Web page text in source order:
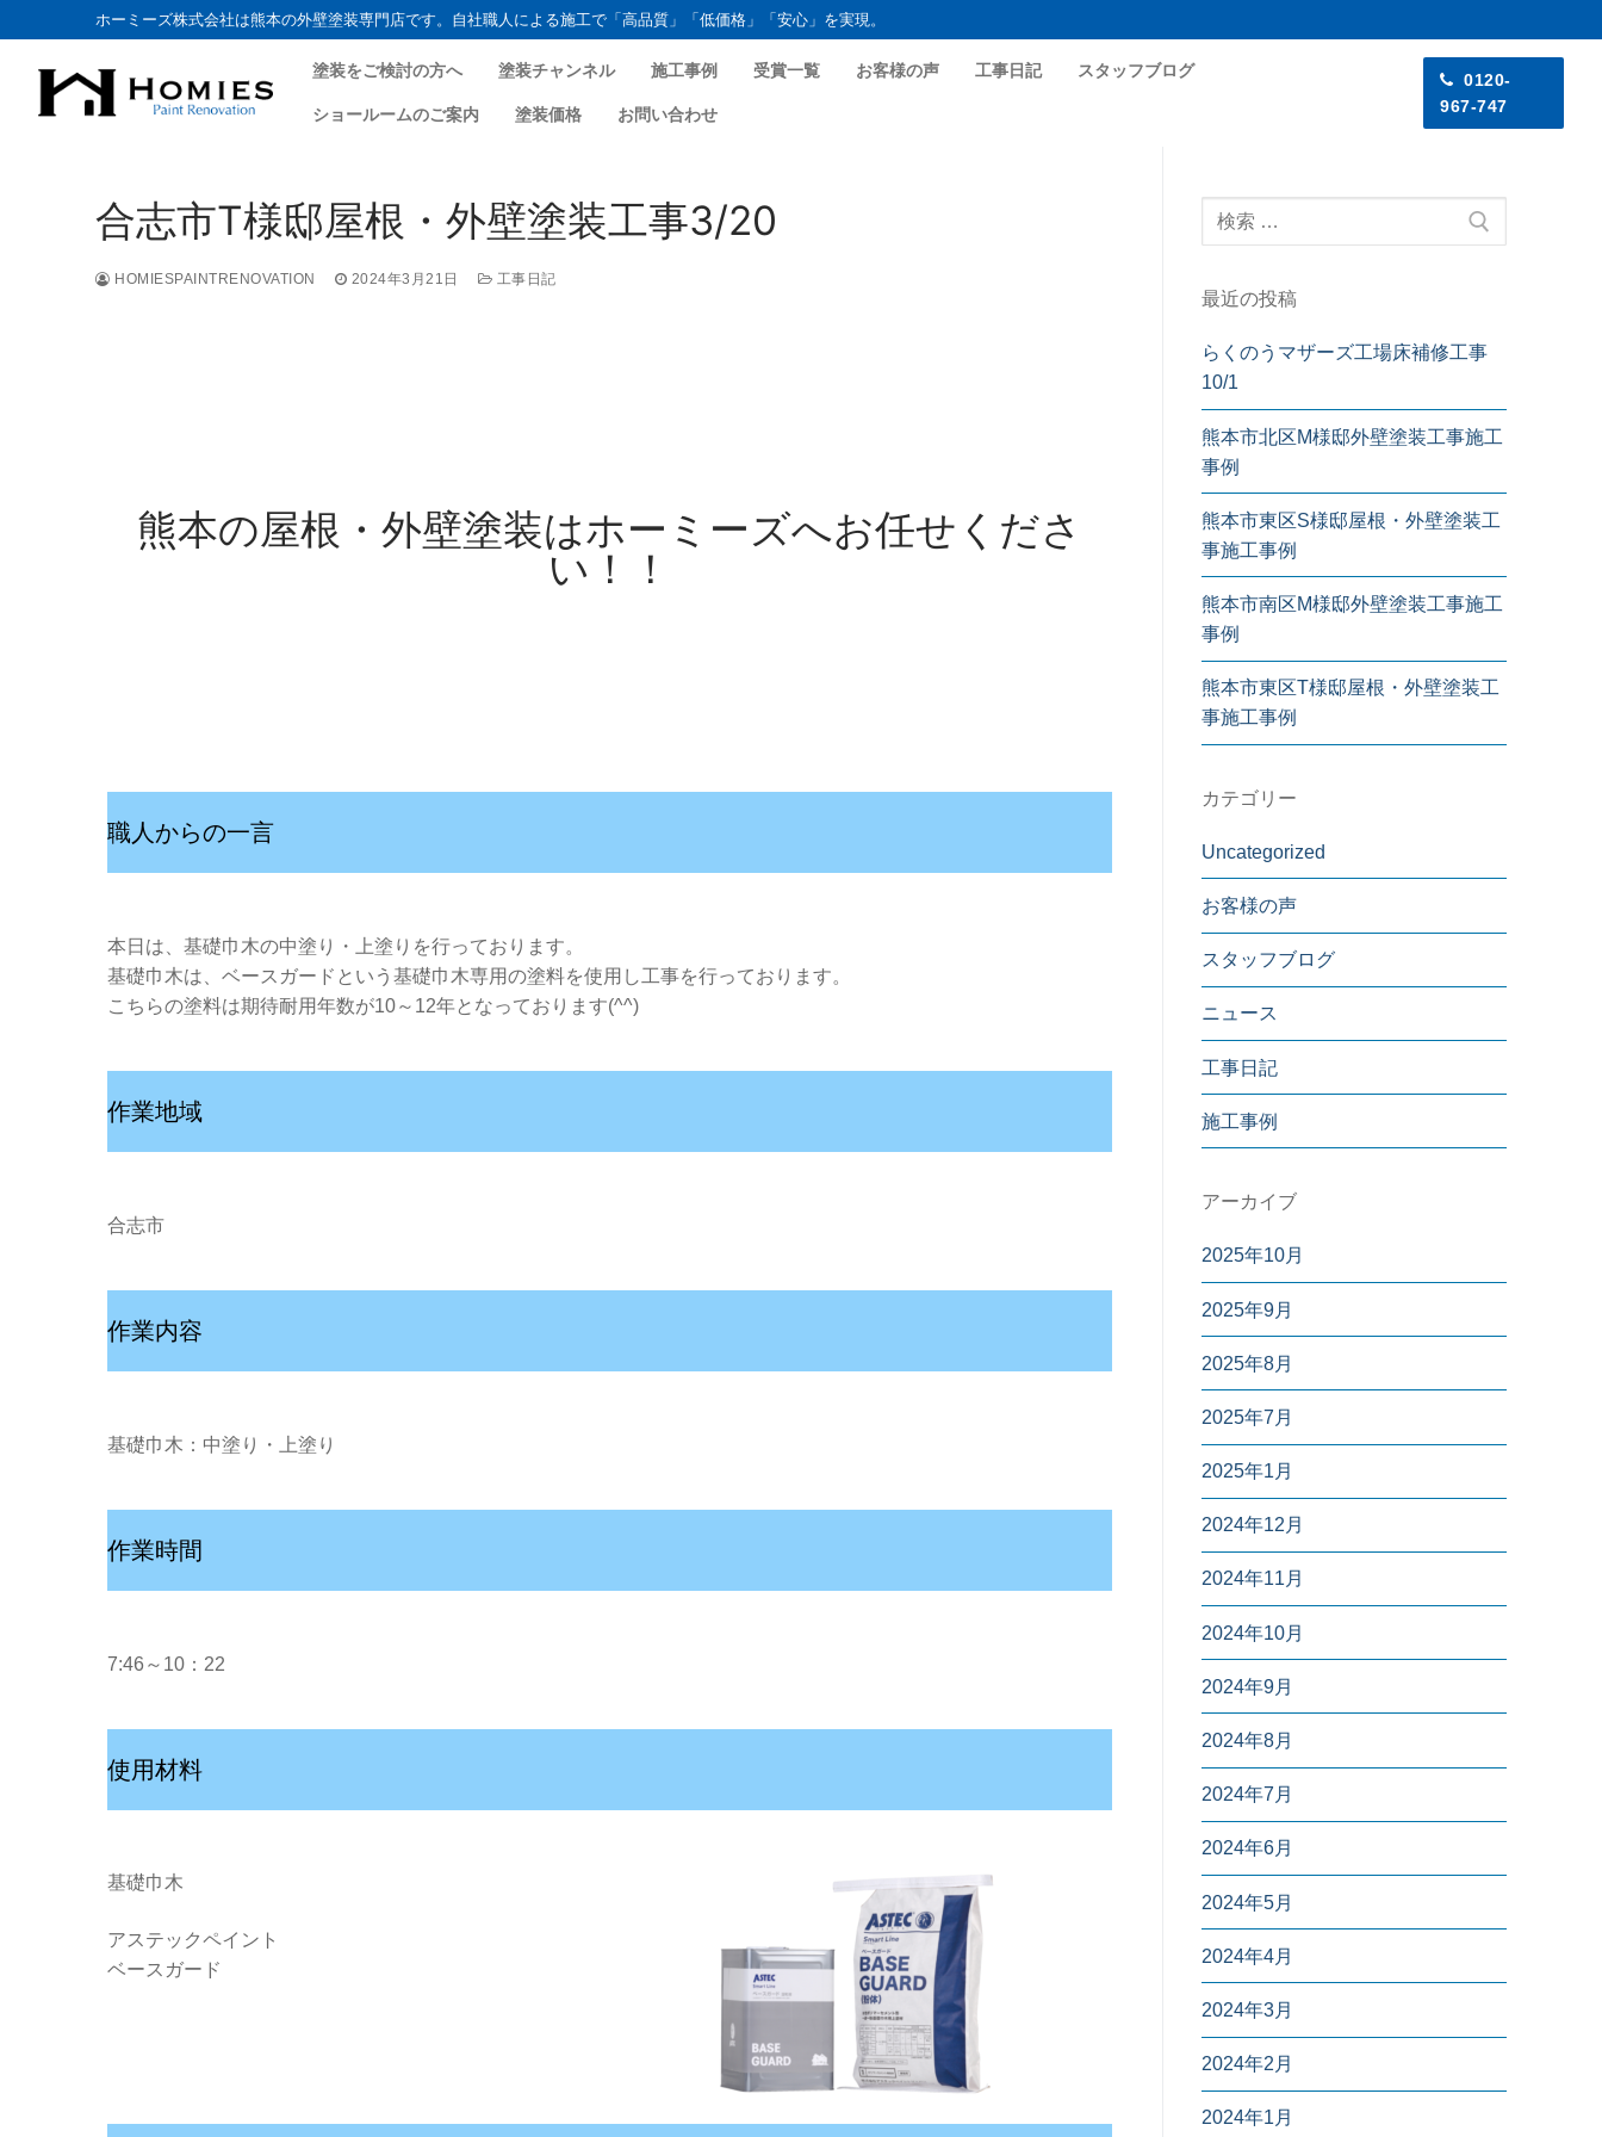
ホーミーズ株式会社は熊本の外壁塗装専門店です。自社職人による施工で「高品質」「低価格」「安心」を実現。
塗装をご検討の方へ 塗装チャンネル 施工事例 受賞一覧 お客様の声 工事日記 スタッフブログ
ショールームのご案内 塗装価格 お問い合わせ
0120-
967-747
合志市T様邸屋根・外壁塗装工事3/20
HOMIESPAINTRENOVATION 2024年3月21日 工事日記
熊本の屋根・外壁塗装はホーミーズへお任せくださ
い！！
職人からの一言
本日は、基礎巾木の中塗り・上塗りを行っております。
基礎巾木は、ベースガードという基礎巾木専用の塗料を使用し工事を行っております。
こちらの塗料は期待耐用年数が10～12年となっております(^^)
作業地域
合志市
作業内容
基礎巾木：中塗り・上塗り
作業時間
7:46～10：22
使用材料
基礎巾木
アステックペイント
ベースガード
最近の投稿
らくのうマザーズ工場床補修工事
10/1
熊本市北区M様邸外壁塗装工事施工
事例
熊本市東区S様邸屋根・外壁塗装工
事施工事例
熊本市南区M様邸外壁塗装工事施工
事例
熊本市東区T様邸屋根・外壁塗装工
事施工事例
カテゴリー
Uncategorized
お客様の声
スタッフブログ
ニュース
工事日記
施工事例
アーカイブ
2025年10月
2025年9月
2025年8月
2025年7月
2025年1月
2024年12月
2024年11月
2024年10月
2024年9月
2024年8月
2024年7月
2024年6月
2024年5月
2024年4月
2024年3月
2024年2月
2024年1月